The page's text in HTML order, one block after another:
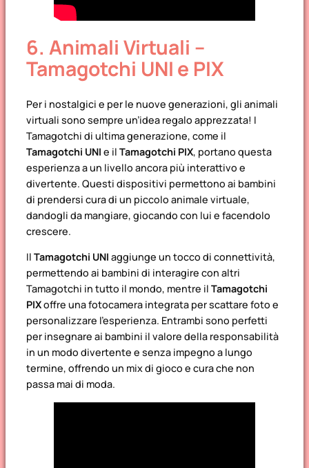
6. Animali Virtuali –
Tamagotchi UNI e PIX
Per i nostalgici e per le nuove generazioni, gli animali
virtuali sono sempre un’idea regalo apprezzata! I
Tamagotchi di ultima generazione, come il
Tamagotchi UNI e il Tamagotchi PIX, portano questa
esperienza a un livello ancora più interattivo e
divertente. Questi dispositivi permettono ai bambini
di prendersi cura di un piccolo animale virtuale,
dandogli da mangiare, giocando con lui e facendolo
crescere.
Il Tamagotchi UNI aggiunge un tocco di connettività,
permettendo ai bambini di interagire con altri
Tamagotchi in tutto il mondo, mentre il Tamagotchi
PIXoffre una fotocamera integrata per scattare foto e
personalizzare l’esperienza. Entrambi sono perfetti
per insegnare ai bambini il valore della responsabilità
in un modo divertente e senza impegno a lungo
termine, offrendo un mix di gioco e cura che non
passa mai di moda.